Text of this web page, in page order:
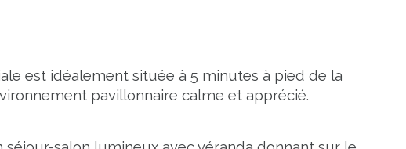
est idéalement située à 5 minutes à pied de la
pavillonnaire calme et apprécié.